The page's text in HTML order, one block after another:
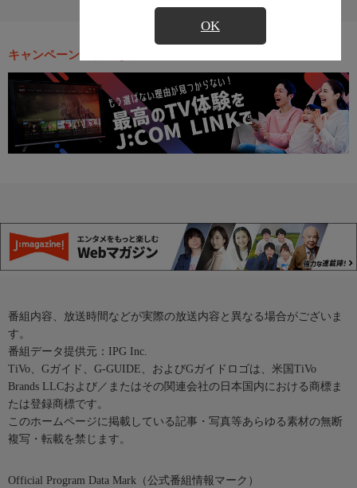
OK
キャンペーン・お得な情報
番組内容、放送時間などが実際の放送内容と異なる場合がございま
す。
番組データ提供元：IPG Inc.
TiVo、Gガイド、G-GUIDE、およびGガイドロゴは、米国TiVo
Brands LLCおよび／またはその関連会社の日本国内における商標ま
たは登録商標です。
このホームページに掲載している記事・写真等あらゆる素材の無断
複写・転載を禁じます。
Official Program Data Mark（公式番組情報マーク）